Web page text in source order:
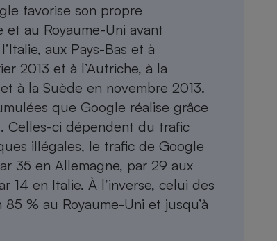
favorise son propre
au Royaume-Uni avant
aux Pays-Bas et à
2013 et à l’Autriche, à la
à la Suède en novembre 2013.
que Google réalise grâce
Celles-ci dépendent du trafic
illégales, le trafic de Google
35 en Allemagne, par 29 aux
14 en Italie. À l’inverse, celui des
% au Royaume-Uni et jusqu’à